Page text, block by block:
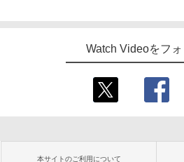
Watch Videoをフ
本サイトのご利用について